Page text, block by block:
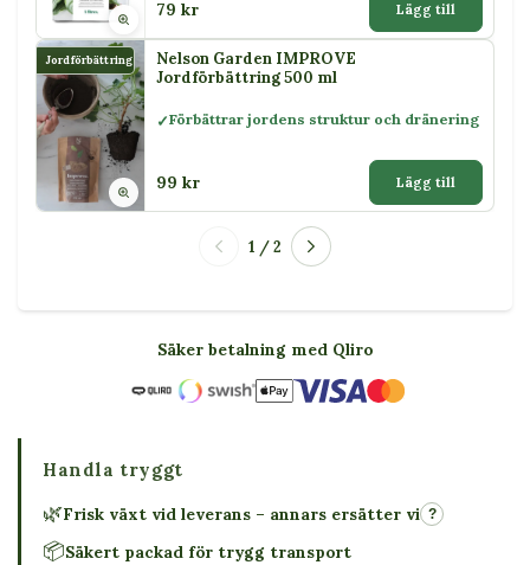
79 kr Lägg till
Jordförbättring
Nelson Garden IMPROVE
Jordförbättring 500 ml
Förbättrar jordens struktur och dränering
99 kr Lägg till
1 / 2
Säker betalning med Qliro
Handla tryggt
🌿Frisk växt vid leverans – annars ersätter vi ?
📦Säkert packad för trygg transport